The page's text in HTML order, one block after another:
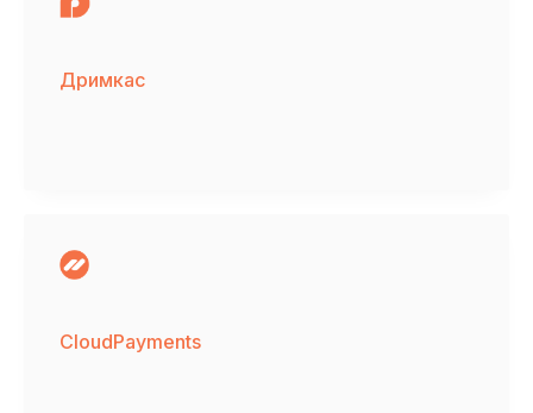
Дримкас
CloudPayments